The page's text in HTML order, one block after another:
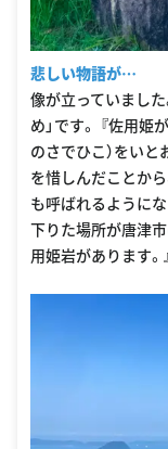
悲しい物語が…
像が立っていまし
め」です。 『佐用
のさでひこ）をい
を惜しんだことから
も呼ばれるように
下りた場所が唐津
用姫岩があります